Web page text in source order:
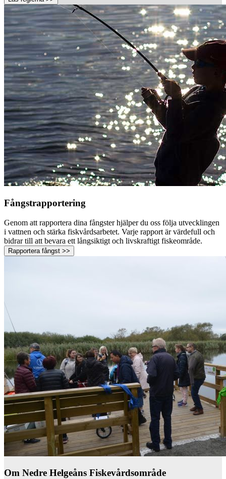
Fångstrapportering
Genom att rapportera dina fångster hjälper du oss följa utvecklingen
i vattnen och stärka fiskvårdsarbetet. Varje rapport är värdefull och
bidrar till att bevara ett långsiktigt och livskraftigt fiskeområde.
Rapportera fångst >>
Om Nedre Helgeåns Fiskevårdsområde